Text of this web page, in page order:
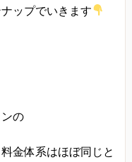
ップでいきます
の
金体系はほぼ同じと